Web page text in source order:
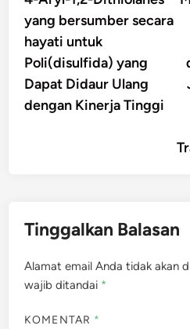
pos
yang bersumber secara
hayati untuk
Poli(disulfida) yang
Dapat Didaur Ulang
dengan Kinerja Tinggi
Tinggalkan Balasan
Alamat email Anda tidak akan
wajib ditandai *
KOMENTAR *